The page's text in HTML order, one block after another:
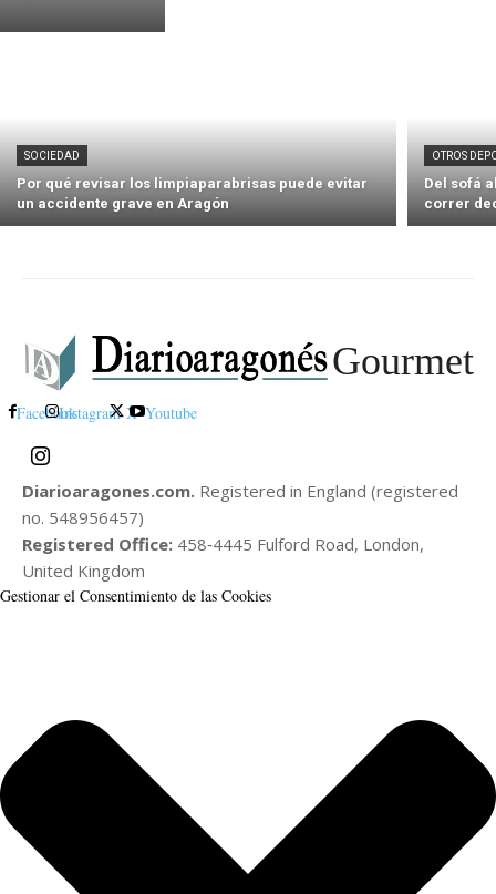
SOCIEDAD
Por qué revisar los limpiaparabrisas puede evitar
un accidente grave en Aragón
OTROS
Del sofá
correr
Gourmet
FacebookInstagram X Youtube
Diarioaragones.com. Registered in England (registered
no. 548956457)
Registered Office: 458‑4445 Fulford Road, London,
United Kingdom
Gestionar el Consentimiento de las Cookies